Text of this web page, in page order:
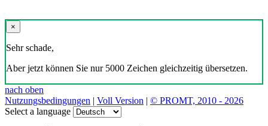
×
Sehr schade,
Aber jetzt können Sie nur 5000 Zeichen gleichzeitig übersetzen.
nach oben
Nutzungsbedingungen | Voll Version | © PROMT, 2010 - 2026
Select a language